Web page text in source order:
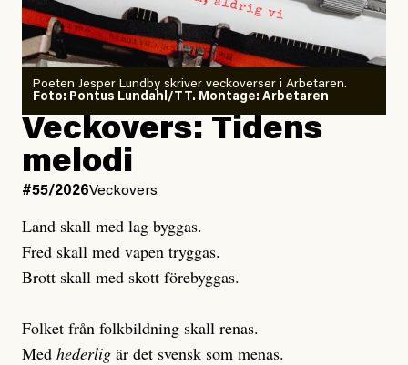
granskar vänstern
Publicerad6 August, 2026
Uppdaterad7 August, 2026
Joel Kellgren
Publicerad3 August, 2026
Uppdaterad3 August, 2026
Poeten Jesper Lundby skriver veckoverser i Arbetaren.
Foto: Pontus Lundahl/TT. Montage: Arbetaren
Veckovers: Tidens
melodi
#55/2026Veckovers
Land skall med lag byggas.
Fred skall med vapen tryggas.
Brott skall med skott förebyggas.
Folket från folkbildning skall renas.
Med hederlig är det svensk som menas.